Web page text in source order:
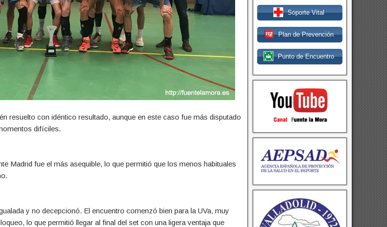
resuelto con idéntico resultado, aunque en este caso fue más disputado
difíciles.
Madrid fue el más asequible, lo que permitió que los menos habituales
y no decepcionó. El encuentro comenzó bien para la UVa, muy
lo que permitió llegar al final del set con una ligera ventaja que
Soporte Vital
Plan de Prevención
Punto de Encuentro